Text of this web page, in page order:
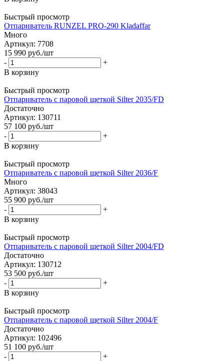
Быстрый просмотр
Отпариватель RUNZEL PRO-290 Kladaffar
Много
Артикул: 7708
15 990 руб./шт
-
+
В корзину
Быстрый просмотр
Отпариватель с паровой щеткой Silter 2035/FD
Достаточно
Артикул: 130711
57 100 руб./шт
-
+
В корзину
Быстрый просмотр
Отпариватель с паровой щеткой Silter 2036/F
Много
Артикул: 38043
55 900 руб./шт
-
+
В корзину
Быстрый просмотр
Отпариватель с паровой щеткой Silter 2004/FD
Достаточно
Артикул: 130712
53 500 руб./шт
-
+
В корзину
Быстрый просмотр
Отпариватель с паровой щеткой Silter 2004/F
Достаточно
Артикул: 102496
51 100 руб./шт
-
+